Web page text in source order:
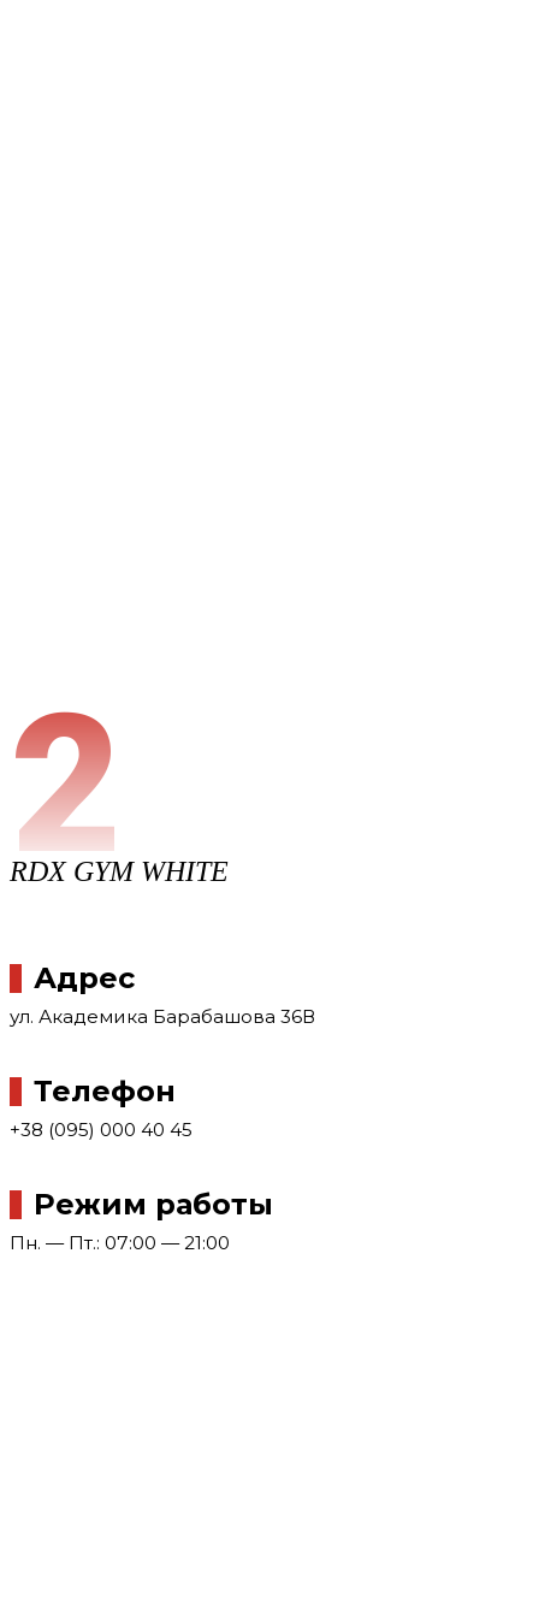
2
RDX GYM WHITE
Адрес
ул. Академика Барабашова 36В
Телефон
+38 (095) 000 40 45
Режим работы
Пн. — Пт.: 07:00 — 21:00